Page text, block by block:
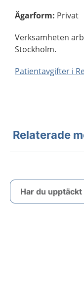
Ägarform: Privat
Verksamheten
Stockholm.
Patientavgifter i
Relaterade
Har du